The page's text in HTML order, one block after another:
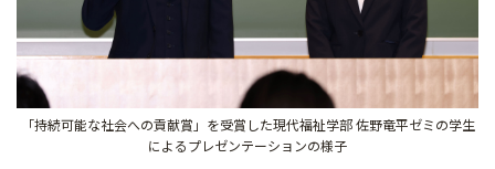
「持続可能な社会への貢献賞」を受賞した現代福祉学部 佐野竜平ゼミの学生
によるプレゼンテーションの様子